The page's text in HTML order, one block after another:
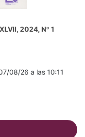
2024, Nº 1
08/26 a las 10:11